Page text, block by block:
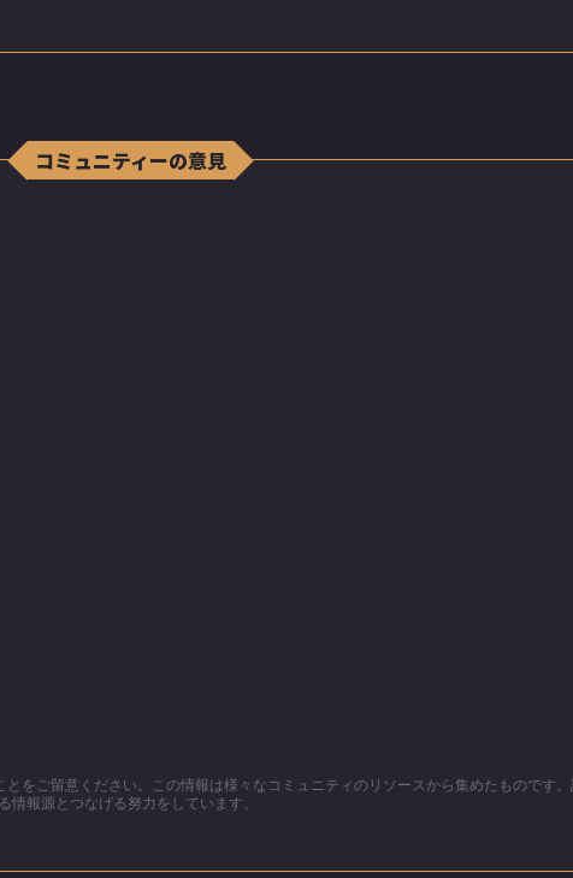
コミュニティーの意見
をご留意ください。この情報は様々なコミュニティのリソースから集めたものです
報源とつなげる努力をしています。